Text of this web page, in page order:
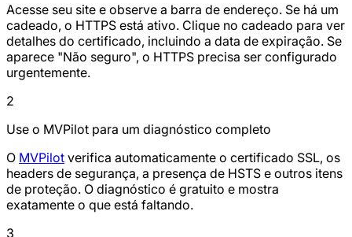
Acesse seu site e observe a barra de endereço. Se há um
cadeado, o HTTPS está ativo. Clique no cadeado para ver
detalhes do certificado, incluindo a data de expiração. Se
aparece "Não seguro", o HTTPS precisa ser configurado
urgentemente.
2
Use o MVPilot para um diagnóstico completo
O MVPilot verifica automaticamente o certificado SSL, os
headers de segurança, a presença de HSTS e outros itens
de proteção. O diagnóstico é gratuito e mostra
exatamente o que está faltando.
3